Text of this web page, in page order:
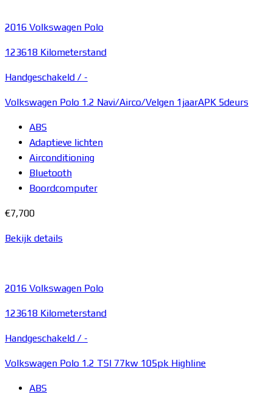
2016 Volkswagen Polo
123618 Kilometerstand
Handgeschakeld / -
Volkswagen Polo 1.2 Navi/Airco/Velgen 1jaarAPK 5deurs
ABS
Adaptieve lichten
Airconditioning
Bluetooth
Boordcomputer
€7,700
Bekijk details
2016 Volkswagen Polo
123618 Kilometerstand
Handgeschakeld / -
Volkswagen Polo 1.2 TSI 77kw 105pk Highline
ABS